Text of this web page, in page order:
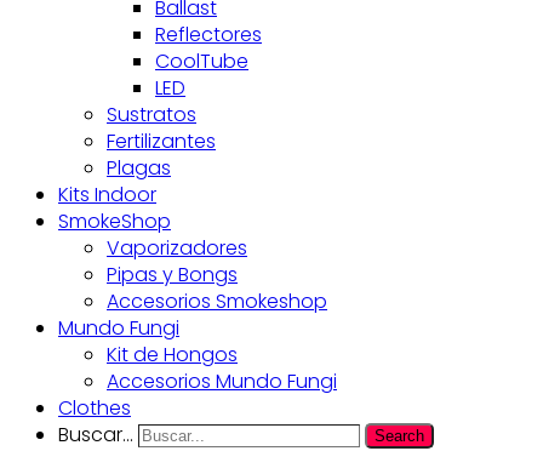
Ballast
Reflectores
CoolTube
LED
Sustratos
Fertilizantes
Plagas
Kits Indoor
SmokeShop
Vaporizadores
Pipas y Bongs
Accesorios Smokeshop
Mundo Fungi
Kit de Hongos
Accesorios Mundo Fungi
Clothes
Buscar...
Search